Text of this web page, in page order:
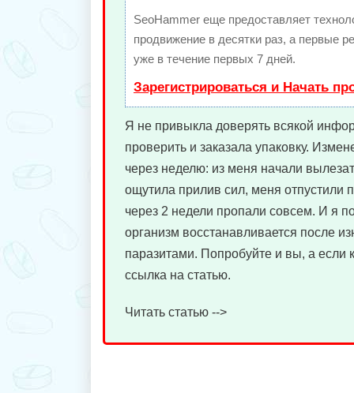
SeoHammer еще предоставляет
продвижение в десятки раз, а первые
уже в течение первых 7 дней.
Зарегистрироваться и Начать
Я не привыкла доверять всякой
проверить и заказала упаковку.
через неделю: из меня начали
ощутила прилив сил, меня отпустили
через 2 недели пропали совсем. И я
организм восстанавливается после
паразитами. Попробуйте и вы, а если
ссылка на статью.
Читать статью -->